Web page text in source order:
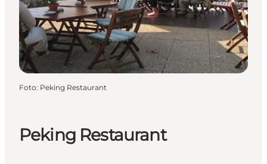
Planlæg ferien
Peking Restaurant
Foto: Peking Restaurant